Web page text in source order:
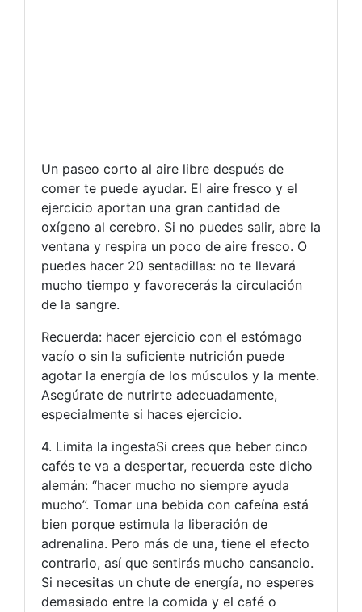
Un paseo corto al aire libre después de
comer te puede ayudar. El aire fresco y el
ejercicio aportan una gran cantidad de
oxígeno al cerebro. Si no puedes salir, abre la
ventana y respira un poco de aire fresco. O
puedes hacer 20 sentadillas: no te llevará
mucho tiempo y favorecerás la circulación
de la sangre.
Recuerda: hacer ejercicio con el estómago
vacío o sin la suficiente nutrición puede
agotar la energía de los músculos y la mente.
Asegúrate de nutrirte adecuadamente,
especialmente si haces ejercicio.
4. Limita la ingestaSi crees que beber cinco
cafés te va a despertar, recuerda este dicho
alemán: “hacer mucho no siempre ayuda
mucho”. Tomar una bebida con cafeína está
bien porque estimula la liberación de
adrenalina. Pero más de una, tiene el efecto
contrario, así que sentirás mucho cansancio.
Si necesitas un chute de energía, no esperes
demasiado entre la comida y el café o